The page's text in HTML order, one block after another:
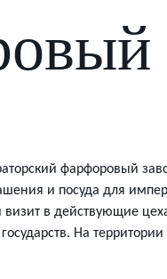
фарфоровый
и посуда для
в действующие
На